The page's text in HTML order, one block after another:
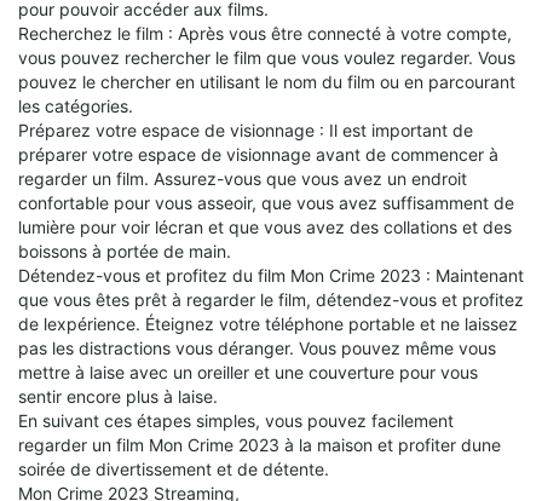
pour pouvoir accéder aux films.
Recherchez le film : Après vous être connecté à votre compte,
vous pouvez rechercher le film que vous voulez regarder. Vous
pouvez le chercher en utilisant le nom du film ou en parcourant
les catégories.
Préparez votre espace de visionnage : Il est important de
préparer votre espace de visionnage avant de commencer à
regarder un film. Assurez-vous que vous avez un endroit
confortable pour vous asseoir, que vous avez suffisamment de
lumière pour voir lécran et que vous avez des collations et des
boissons à portée de main.
Détendez-vous et profitez du film Mon Crime 2023 : Maintenant
que vous êtes prêt à regarder le film, détendez-vous et profitez
de lexpérience. Éteignez votre téléphone portable et ne laissez
pas les distractions vous déranger. Vous pouvez même vous
mettre à laise avec un oreiller et une couverture pour vous
sentir encore plus à laise.
En suivant ces étapes simples, vous pouvez facilement
regarder un film Mon Crime 2023 à la maison et profiter dune
soirée de divertissement et de détente.
Mon Crime 2023 Streaming,